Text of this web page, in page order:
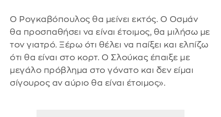
Ο Ρογκαβόπουλος θα μείνει εκτός. Ο Οσμάν
θα προσπαθήσει να είναι έτοιμος, θα μιλήσω με
τον γιατρό. Ξέρω ότι θέλει να παίξει και ελπίζω
ότι θα είναι στο κορτ. Ο Σλούκας έπαιξε με
μεγάλο πρόβλημα στο γόνατο και δεν είμαι
σίγουρος αν αύριο θα είναι έτοιμος».